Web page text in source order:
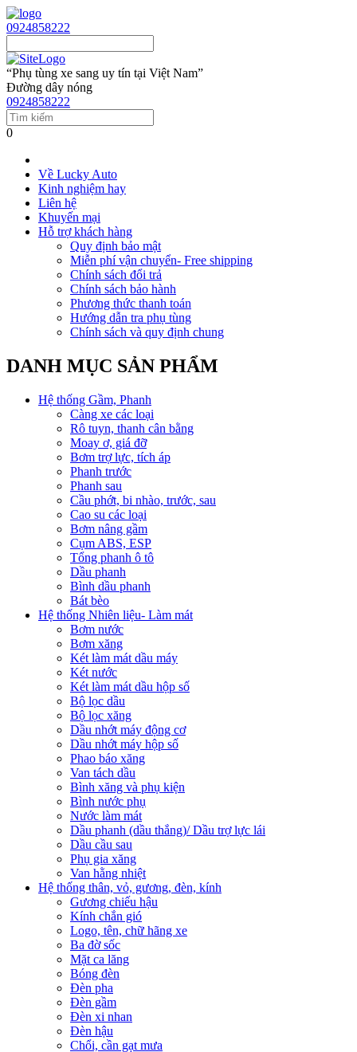
0924858222
“Phụ tùng xe sang uy tín tại Việt Nam”
Đường dây nóng
0924858222
0
Về Lucky Auto
Kinh nghiệm hay
Liên hệ
Khuyến mại
Hỗ trợ khách hàng
Quy định bảo mật
Miễn phí vận chuyển- Free shipping
Chính sách đổi trả
Chính sách bảo hành
Phương thức thanh toán
Hướng dẫn tra phụ tùng
Chính sách và quy định chung
DANH MỤC SẢN PHẨM
Hệ thống Gầm, Phanh
Càng xe các loại
Rô tuyn, thanh cân bằng
Moay ơ, giá đỡ
Bơm trợ lực, tích áp
Phanh trước
Phanh sau
Cầu phớt, bi nhào, trước, sau
Cao su các loại
Bơm nâng gầm
Cụm ABS, ESP
Tổng phanh ô tô
Dầu phanh
Bình dầu phanh
Bát bèo
Hệ thống Nhiên liệu- Làm mát
Bơm nước
Bơm xăng
Két làm mát dầu máy
Két nước
Két làm mát dầu hộp số
Bộ lọc dầu
Bộ lọc xăng
Dầu nhớt máy động cơ
Dầu nhớt máy hộp số
Phao báo xăng
Van tách dầu
Bình xăng và phụ kiện
Bình nước phụ
Nước làm mát
Dầu phanh (dầu thắng)/ Dầu trợ lực lái
Dầu cầu sau
Phụ gia xăng
Van hằng nhiệt
Hệ thống thân, vỏ, gương, đèn, kính
Gương chiếu hậu
Kính chắn gió
Logo, tên, chữ hãng xe
Ba đờ sốc
Mặt ca lăng
Bóng đèn
Đèn pha
Đèn gầm
Đèn xi nhan
Đèn hậu
Chổi, cần gạt mưa